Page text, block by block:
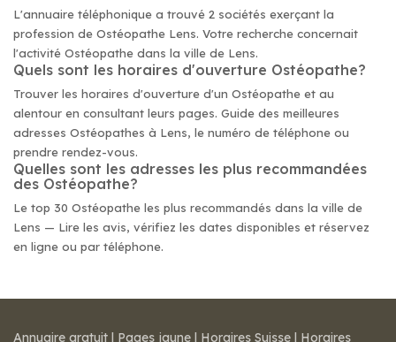
L'annuaire téléphonique a trouvé 2 sociétés exerçant la
profession de Ostéopathe Lens. Votre recherche concernait
l'activité Ostéopathe dans la ville de Lens.
Quels sont les horaires d'ouverture Ostéopathe?
Trouver les horaires d'ouverture d'un Ostéopathe et au
alentour en consultant leurs pages. Guide des meilleures
adresses Ostéopathes à Lens, le numéro de téléphone ou
prendre rendez-vous.
Quelles sont les adresses les plus recommandées
des Ostéopathe?
Le top 30 Ostéopathe les plus recommandés dans la ville de
Lens — Lire les avis, vérifiez les dates disponibles et réservez
en ligne ou par téléphone.
Annuaire gratuit | Pages jaune | Horaires Suisse | Horaires